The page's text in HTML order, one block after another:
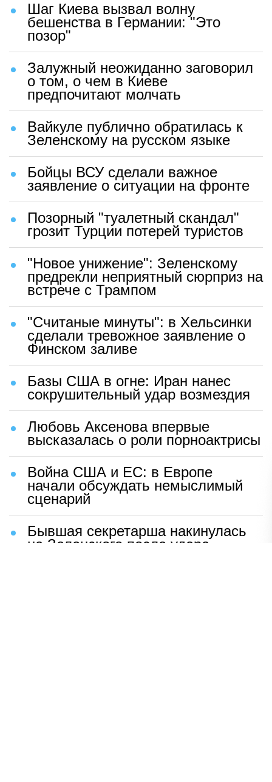
Шаг Киева вызвал волну
бешенства в Германии: "Это
позор"
Залужный неожиданно заговорил
о том, о чем в Киеве
предпочитают молчать
Вайкуле публично обратилась к
Зеленскому на русском языке
Бойцы ВСУ сделали важное
заявление о ситуации на фронте
Позорный "туалетный скандал"
грозит Турции потерей туристов
"Новое унижение": Зеленскому
предрекли неприятный сюрприз на
встрече с Трампом
"Считаные минуты": в Хельсинки
сделали тревожное заявление о
Финском заливе
Базы США в огне: Иран нанес
сокрушительный удар возмездия
Любовь Аксенова впервые
высказалась о роли порноактрисы
Война США и ЕС: в Европе
начали обсуждать немыслимый
сценарий
Бывшая секретарша накинулась
на Зеленского после удара